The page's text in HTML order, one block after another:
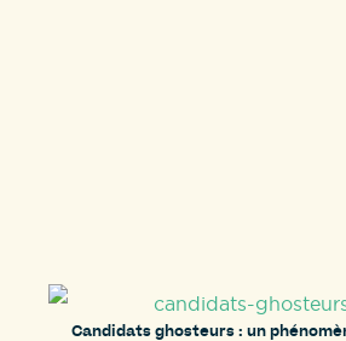
Candidats ghosteurs : un